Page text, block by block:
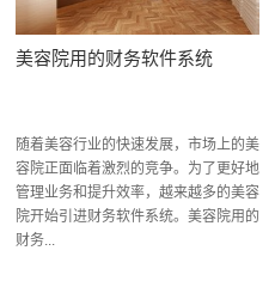
美容院用的财务软件系统
随着美容行业的快速发展，市场上的美
容院正面临着激烈的竞争。为了更好地
管理业务和提升效率，越来越多的美容
院开始引进财务软件系统。美容院用的
财务...